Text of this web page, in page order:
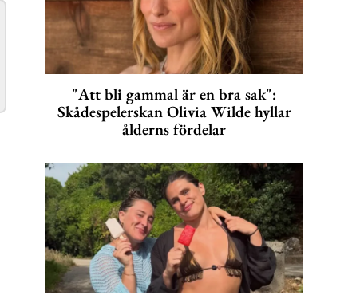
"Att bli gammal är en bra sak":
Skådespelerskan Olivia Wilde hyllar
ålderns fördelar